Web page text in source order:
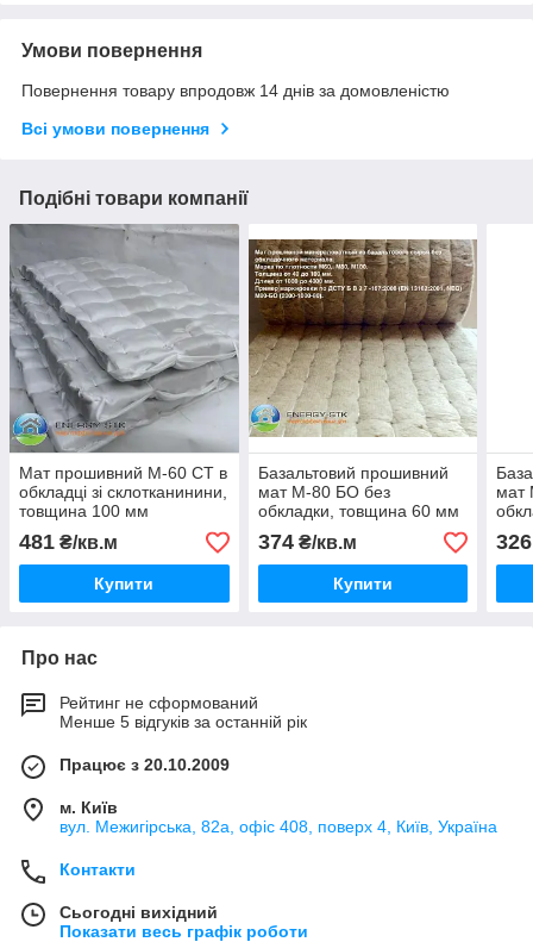
Умови повернення
Повернення товару впродовж 14 днів за домовленістю
Всі умови повернення
Подібні товари компанії
Мат прошивний М-60 СТ в
обкладці зі склотканинини,
товщина 100 мм
481 ₴/кв.м
Купити
Базальтовий прошивний
мат М-80 БО без
обкладки, товщина 60 мм
374₴/кв.м
Купити
мат
326
Про нас
Рейтинг не сформований
Менше 5 відгуків за останній рік
Працює з 20.10.2009
м. Київ
вул. Межигірська, 82а, офіс 408, поверх 4, Київ, Україна
Контакти
Сьогодні вихідний
Показати весь графік роботи